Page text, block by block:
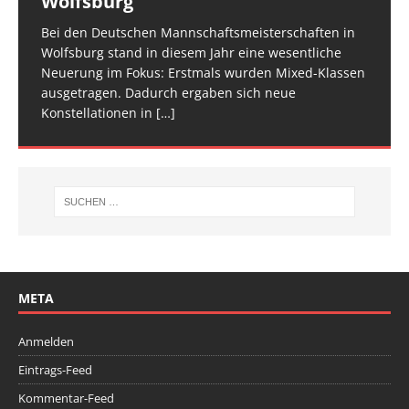
Bei den Deutschen Mannschaftsmeisterschaften in
Wolfsburg stand in diesem Jahr eine wesentliche
Neuerung im Fokus: Erstmals wurden Mixed-Klassen
ausgetragen. Dadurch ergaben sich neue
Konstellationen in […]
zwei Tage verteilt, um den Ablauf zu entzerren und
den Athletinnen und Athleten mehr Raum zu geben.
[…]
[…]
Am vergangenen Wochenende traf sich die deutsche
Spitze im Trampolinturnen in Biberach an der Riß
(Baden-Württemberg) zu einem hochkarätigen
Wettkampfwochenende: Am Samstag standen die
Deutschen[…]
META
Anmelden
Eintrags-Feed
Kommentar-Feed